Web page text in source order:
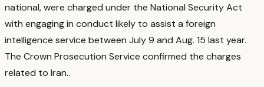
national, were charged under the National Security Act
with engaging in conduct likely to assist a foreign
intelligence service between July 9 and Aug. 15 last year.
The Crown Prosecution Service confirmed the charges
related to Iran..